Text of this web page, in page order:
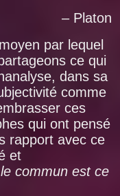
– Platon
par lequel
ce qui
dans sa
comme
ces
qui ont pensé
rapport avec ce
et
commun est ce